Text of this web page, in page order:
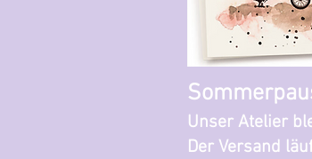
Unser Atelier
Der Versand